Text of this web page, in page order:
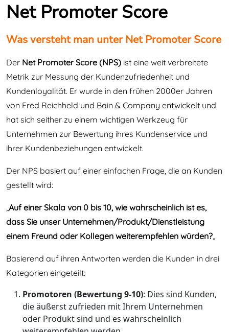
Net Promoter Score
Was versteht man unter Net Promoter Score
Der Net Promoter Score (NPS) ist eine weit verbreitete
Metrik zur Messung der Kundenzufriedenheit und
Kundenloyalität. Er wurde in den frühen 2000er Jahren
von Fred Reichheld und Bain & Company entwickelt und
hat sich seither zu einem wichtigen Werkzeug für
Unternehmen zur Bewertung ihres Kundenservice und
ihrer Kundenbeziehungen entwickelt.
Der NPS basiert auf einer einfachen Frage, die an Kunden
gestellt wird:
„Auf einer Skala von 0 bis 10, wie wahrscheinlich ist es,
dass Sie unser Unternehmen/Produkt/Dienstleistung
einem Freund oder Kollegen weiterempfehlen würden?„
Basierend auf ihren Antworten werden die Kunden in drei
Kategorien eingeteilt:
Promotoren (Bewertung 9-10): Dies sind Kunden,
die äußerst zufrieden mit Ihrem Unternehmen
oder Produkt sind und es wahrscheinlich